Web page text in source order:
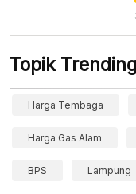
Topik Trending
Harga Tembaga
Harga Gas Alam
BPS Lampung